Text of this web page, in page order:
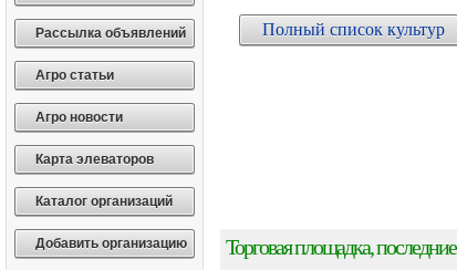
Рассылка объявлений
Агро статьи
Агро новости
Карта элеваторов
Каталог организаций
Добавить организацию
Полный список культур
Торговая площадка,